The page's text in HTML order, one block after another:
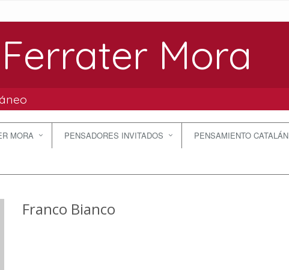
Mora
MORA PENSADORES INVITADOS PENSAMIENTO CATALÁN
Franco Bianco